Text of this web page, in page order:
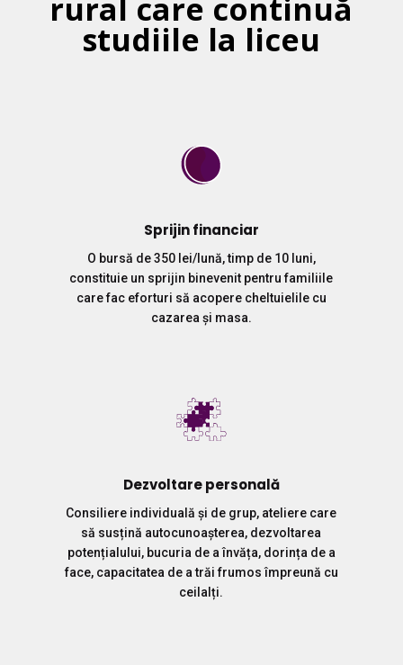
rural care continuă
studiile la liceu
Sprijin financiar
O bursă de 350 lei/lună, timp de 10 luni,
constituie un sprijin binevenit pentru familiile
care fac eforturi să acopere cheltuielile cu
cazarea și masa.
Dezvoltare personală
Consiliere individuală și de grup, ateliere care
să susțină autocunoașterea, dezvoltarea
potențialului, bucuria de a învăța, dorința de a
face, capacitatea de a trăi frumos împreună cu
ceilalți.